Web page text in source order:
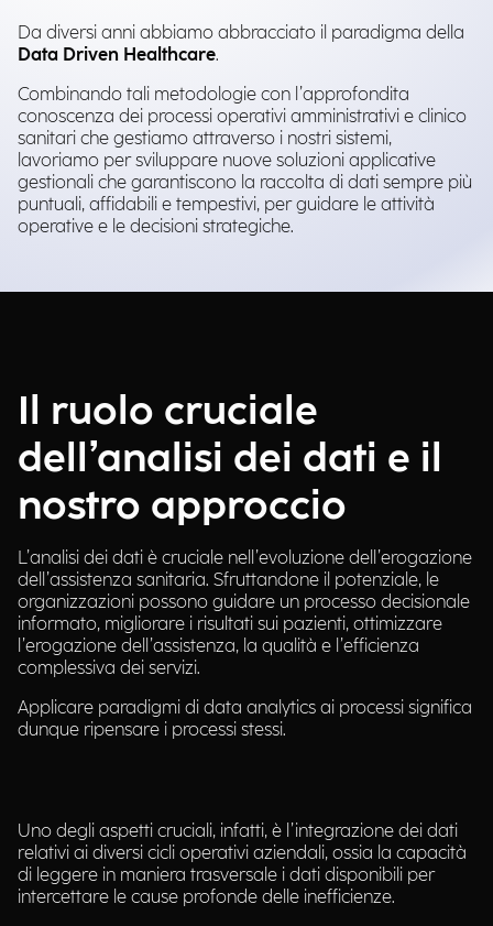
Da diversi anni abbiamo abbracciato il paradigma della
Data Driven Healthcare.
Combinando tali metodologie con l’approfondita
conoscenza dei processi operativi amministrativi e clinico
sanitari che gestiamo attraverso i nostri sistemi,
lavoriamo per sviluppare nuove soluzioni applicative
gestionali che garantiscono la raccolta di dati sempre più
puntuali, affidabili e tempestivi, per guidare le attività
operative e le decisioni strategiche.
Il ruolo cruciale
dell’analisi dei dati e il
nostro approccio
L’analisi dei dati è cruciale nell’evoluzione dell’erogazione
dell’assistenza sanitaria. Sfruttandone il potenziale, le
organizzazioni possono guidare un processo decisionale
informato, migliorare i risultati sui pazienti, ottimizzare
l’erogazione dell’assistenza, la qualità e l’efficienza
complessiva dei servizi.
Applicare paradigmi di data analytics ai processi significa
dunque ripensare i processi stessi.
Uno degli aspetti cruciali, infatti, è l’integrazione dei dati
relativi ai diversi cicli operativi aziendali, ossia la capacità
di leggere in maniera trasversale i dati disponibili per
intercettare le cause profonde delle inefficienze.